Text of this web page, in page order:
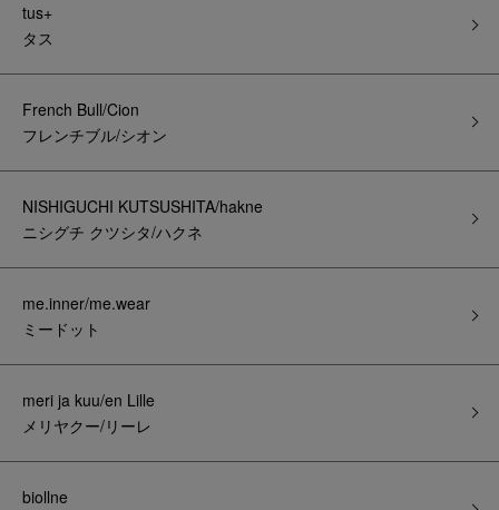
tus+
タス
French Bull/Cion
フレンチブル/シオン
NISHIGUCHI KUTSUSHITA/hakne
ニシグチ クツシタ/ハクネ
me.inner/me.wear
ミードット
meri ja kuu/en Lille
メリヤクー/リーレ
biollne